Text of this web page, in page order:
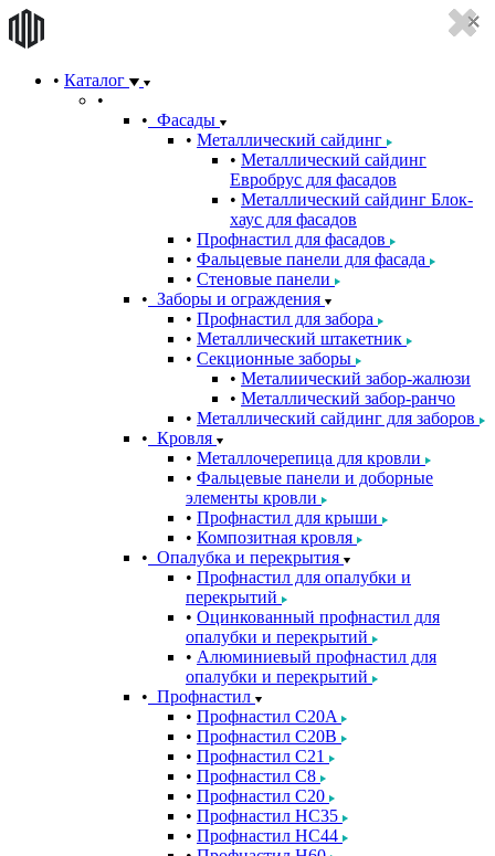
Каталог
Фасады
Металлический сайдинг
Металлический сайдинг
Евробрус для фасадов
Металлический сайдинг Блок-
хаус для фасадов
Профнастил для фасадов
Фальцевые панели для фасада
Стеновые панели
Заборы и ограждения
Профнастил для забора
Металлический штакетник
Секционные заборы
Металиический забор-жалюзи
Металлический забор-ранчо
Металлический сайдинг для заборов
Кровля
Металлочерепица для кровли
Фальцевые панели и доборные
элементы кровли
Профнастил для крыши
Композитная кровля
Опалубка и перекрытия
Профнастил для опалубки и
перекрытий
Оцинкованный профнастил для
опалубки и перекрытий
Алюминиевый профнастил для
опалубки и перекрытий
Профнастил
Профнастил С20A
Профнастил С20B
Профнастил С21
Профнастил С8
Профнастил С20
Профнастил НС35
Профнастил НС44